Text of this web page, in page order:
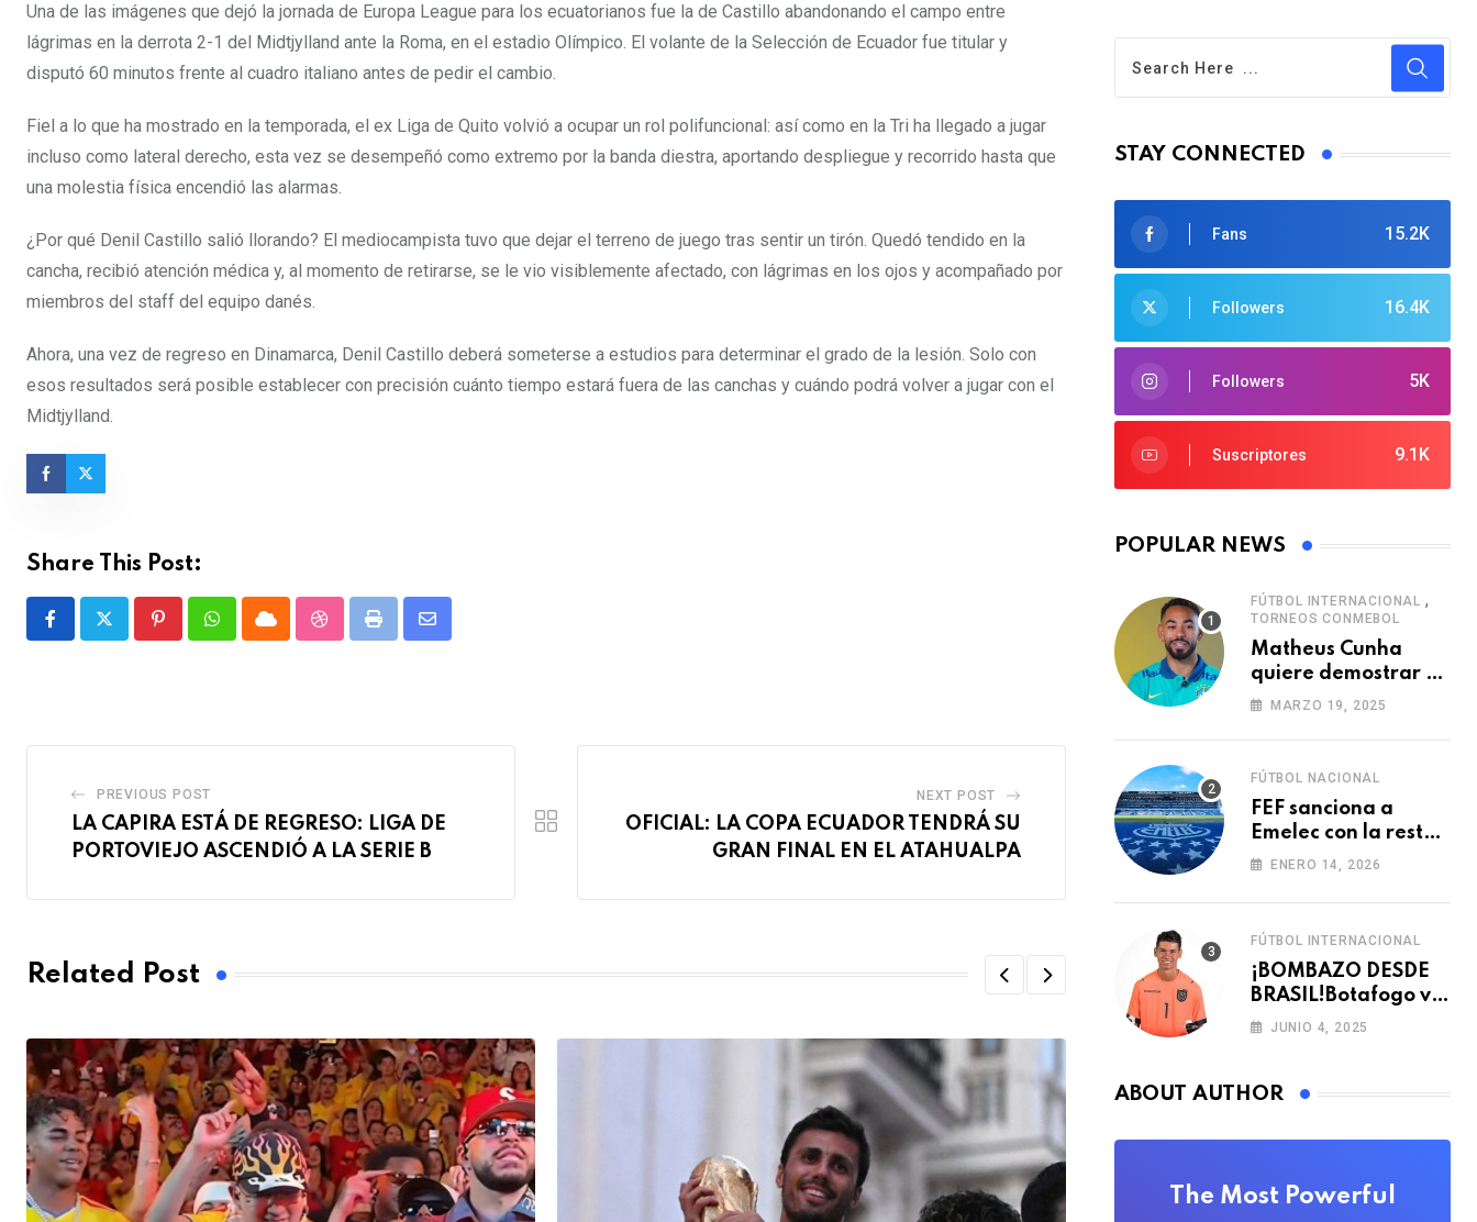
Una de las imágenes que dejó la jornada de Europa League para los ecuatorianos fue la de Castillo abandonando el campo entre
lágrimas en la derrota 2-1 del Midtjylland ante la Roma, en el estadio Olímpico. El volante de la Selección de Ecuador fue titular y
disputó 60 minutos frente al cuadro italiano antes de pedir el cambio.
Fiel a lo que ha mostrado en la temporada, el ex Liga de Quito volvió a ocupar un rol polifuncional: así como en la Tri ha llegado a jugar
incluso como lateral derecho, esta vez se desempeñó como extremo por la banda diestra, aportando despliegue y recorrido hasta que
una molestia física encendió las alarmas.
¿Por qué Denil Castillo salió llorando? El mediocampista tuvo que dejar el terreno de juego tras sentir un tirón. Quedó tendido en la
cancha, recibió atención médica y, al momento de retirarse, se le vio visiblemente afectado, con lágrimas en los ojos y acompañado por
miembros del staff del equipo danés.
Ahora, una vez de regreso en Dinamarca, Denil Castillo deberá someterse a estudios para determinar el grado de la lesión. Solo con
esos resultados será posible establecer con precisión cuánto tiempo estará fuera de las canchas y cuándo podrá volver a jugar con el
Midtjylland.
Share This Post:
PinterestWhatsappCloud StumbleUpon
Print
Share
PREVIOUS POST
LA CAPIRA ESTÁ DE REGRESO: LIGA DE
PORTOVIEJO ASCENDIÓ A LA SERIE B
NEXT POST
OFICIAL: LA COPA ECUADOR TENDRÁ SU
GRAN FINAL EN EL ATAHUALPA
Related Post
STAY CONNECTED
15.2K
Fans
16.4K
Followers
5K
Followers
9.1K
Suscriptores
POPULAR NEWS
FÚTBOL INTERNACIONAL ,
TORNEOS CONMEBOL
Matheus Cunha
quiere demostrar el
verdadero nivel de
MARZO 19, 2025
FÚTBOL NACIONAL
FEF sanciona a
Emelec con la resta
de tres puntos para
ENERO 14, 2026
FÚTBOL INTERNACIONAL
¡BOMBAZO DESDE
BRASIL!Botafogo va
con TODO por el
JUNIO 4, 2025
ABOUT AUTHOR
The Most Powerful